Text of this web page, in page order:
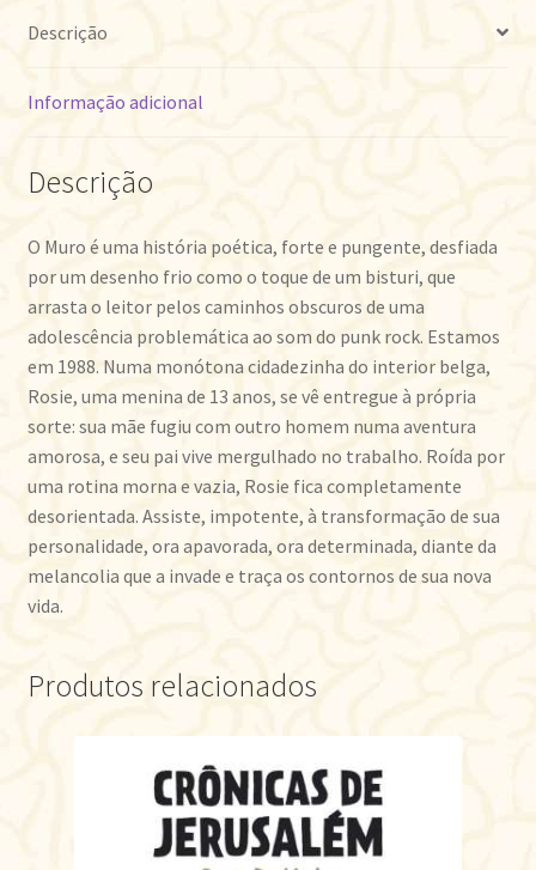
Descrição
Informação adicional
Descrição
O Muro é uma história poética, forte e pungente, desfiada
por um desenho frio como o toque de um bisturi, que
arrasta o leitor pelos caminhos obscuros de uma
adolescência problemática ao som do punk rock. Estamos
em 1988. Numa monótona cidadezinha do interior belga,
Rosie, uma menina de 13 anos, se vê entregue à própria
sorte: sua mãe fugiu com outro homem numa aventura
amorosa, e seu pai vive mergulhado no trabalho. Roída por
uma rotina morna e vazia, Rosie fica completamente
desorientada. Assiste, impotente, à transformação de sua
personalidade, ora apavorada, ora determinada, diante da
melancolia que a invade e traça os contornos de sua nova
vida.
Produtos relacionados